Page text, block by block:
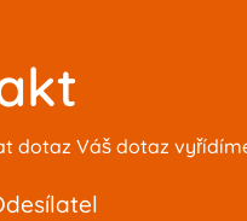
dotaz Váš dotaz
odesílatel